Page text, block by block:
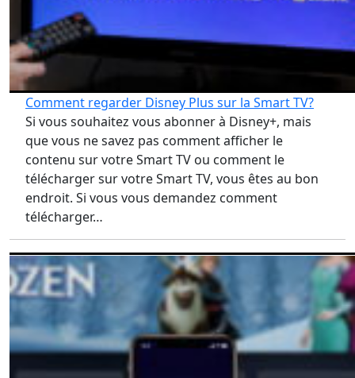
Comment regarder Disney Plus sur la Smart TV?
Si vous souhaitez vous abonner à Disney+, mais
que vous ne savez pas comment afficher le
contenu sur votre Smart TV ou comment le
télécharger sur votre Smart TV, vous êtes au bon
endroit. Si vous vous demandez comment
télécharger…